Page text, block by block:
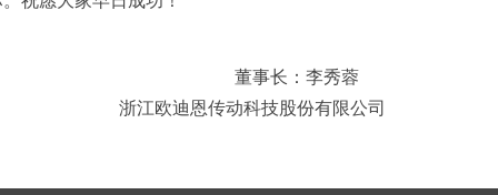
董事长：李秀蓉
浙江欧迪恩传动科技股份有限公司